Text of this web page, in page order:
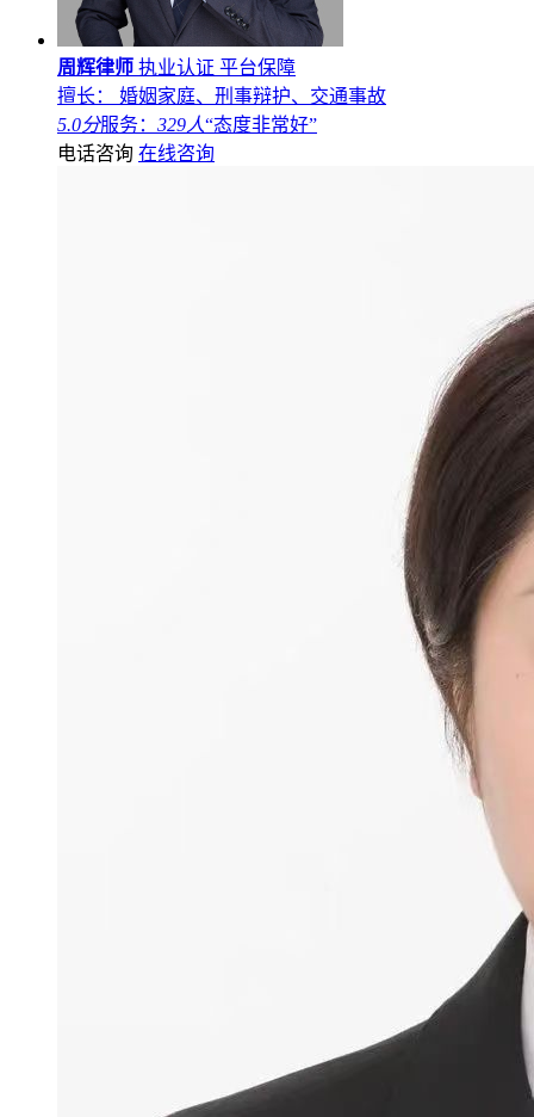
周辉律师 执业认证 平台保障
擅长： 婚姻家庭、刑事辩护、交通事故
5.0分服务： 329人“态度非常好”
电话咨询 在线咨询